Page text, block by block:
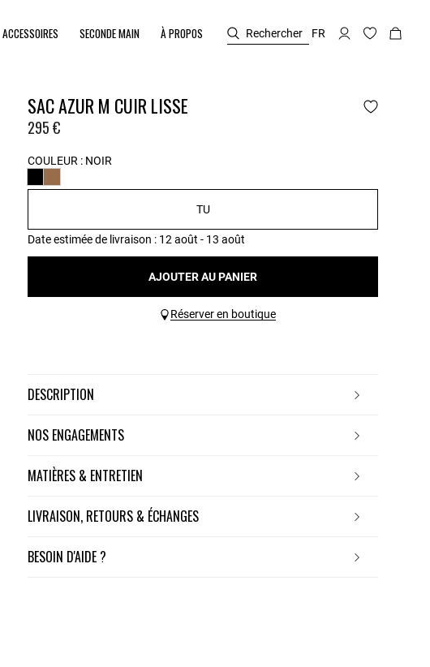
ACCESSOIRES SECONDE MAIN À PROPOS Rechercher FR
SAC AZUR M CUIR LISSE
295 €
COULEUR : NOIR
TU
Date estimée de livraison : 12 août - 13 août
AJOUTER AU PANIER
Réserver en boutique
DESCRIPTION
NOS ENGAGEMENTS
MATIÈRES & ENTRETIEN
LIVRAISON, RETOURS & ÉCHANGES
BESOIN D'AIDE ?